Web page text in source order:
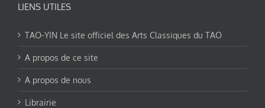
LIENS UTILES
TAO-YIN Le site officiel des Arts Classiques du TAO
A propos de ce site
A propos de nous
Librairie